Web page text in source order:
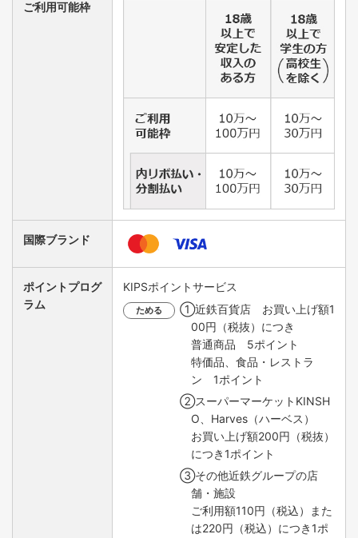
ご利用可能枠
国際ブランド
ポイントプログ
ラム
KIPSポイントサービス
ためる
①近鉄百貨店 お買い上げ額1
00円（税抜）につき
普通商品 5ポイント
特価品、食品・レストラ
ン 1ポイント
②スーパーマーケットKINSH
O、Harves（ハーベス）
お買い上げ額200円（税抜）
につき1ポイント
③その他近鉄グループの店
舗・施設
ご利用額110円（税込）また
は220円（税込）につき1ポ